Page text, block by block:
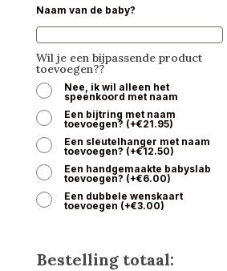
Naam van de baby?
Wil je een bijpassende product
toevoegen??
Nee, ik wil alleen het
speenkoord met naam
Een bijtring met naam
toevoegen? (+€21.95)
Een sleutelhanger met naam
toevoegen? (+€12.50)
Een handgemaakte babyslab
toevoegen? (+€6.00)
Een dubbele wenskaart
toevoegen (+€3.00)
Bestelling totaal: